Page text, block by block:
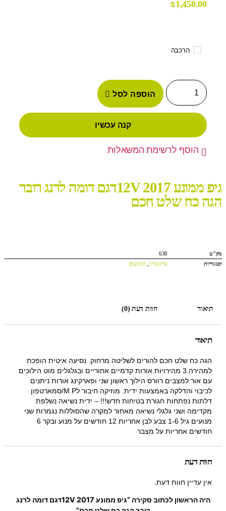
₪1,450.00
הרכבה
הוספה לסל
קנה עכשיו
הוסף לרשימת המשאלות
גיפ ממונע 12V 2017דגם דומה לרנג רובר
הגה כח שלט חכם
מק"ט
630
קטגוריות
טרקטורון, ממונעים
תיאור חוות דעת (0)
תיאור
הגה כח שלט חכם להורים לשליטה מרחוק. נסיעה איטית הופכת
למהירה.3 מהירויות.אורות קדמיים אחוריים ובגלגלים מוט הילוכים
עם אור למצבים רוורס הילוך ראשון שני ופארקינג אורות ניתנים
לכיבוי והדלקה באמצעות ידית. מוזיקה חיבור לM P/סמארטפון
דלתות נפתחות חגורת בטיחות חדש!!! – ידית נשיאה נשלפת
מקדימה ושני גלגלי נשיאה מאחור למקרה שהסוללות נגמרות שני
מנועים גיל 1-6 צבע לבן אחריות 12 חודשים על מנוע ובקר 6
חודשים אחריות על מצבר
חוות דעת
אין עדיין חוות דעת.
היה הראשון לכתוב סקירה “גיפ ממונע 12V 2017דגם דומה לרנג